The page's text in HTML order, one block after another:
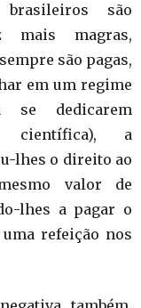
brasileiros são
mais magras,
são pagas,
em um regime
se dedicarem
científica), a
lhes o direito ao
valor de
lhes a pagar o
refeição nos